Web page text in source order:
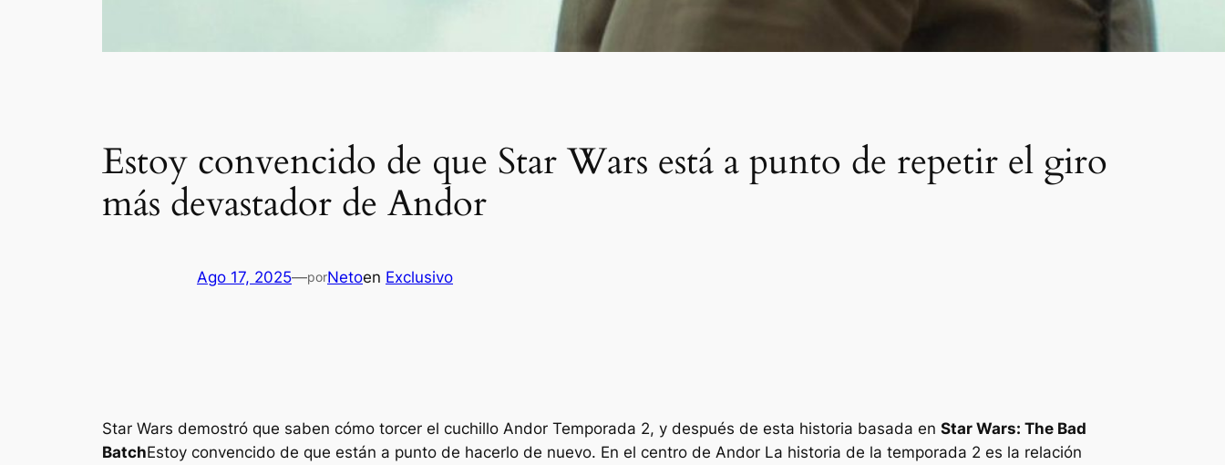
Estoy convencido de que Star Wars está a punto de repetir el giro
más devastador de Andor
Ago 17, 2025—porNetoen Exclusivo
Star Wars demostró que saben cómo torcer el cuchillo Andor Temporada 2, y después de esta historia basada en Star Wars: The Bad
BatchEstoy convencido de que están a punto de hacerlo de nuevo. En el centro de Andor La historia de la temporada 2 es la relación